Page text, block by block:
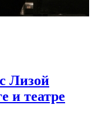
Лизой
и театре